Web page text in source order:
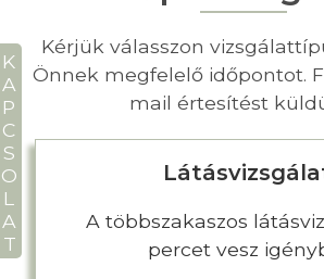
Kérjük válasszon
Önnek megfelelő időpontot.
mail értesítést
A többszakaszos
percet vesz